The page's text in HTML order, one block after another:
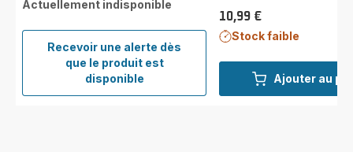
Recevoir une alerte dès
que le produit est
disponible
ROWENTA
lame
Actuellement indisponible
Ajouter au
Prix
10,99 €
Stock faible